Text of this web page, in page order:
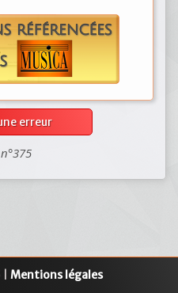
erreur
Mentions légales